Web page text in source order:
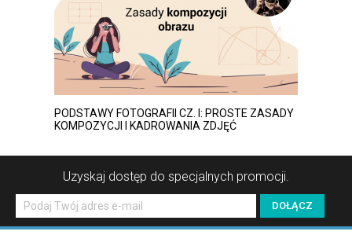
PODSTAWY FOTOGRAFII CZ. I: PROSTE ZASADY
KOMPOZYCJI I KADROWANIA ZDJĘĆ
Uzyskaj dostęp do specjalnych promocji.